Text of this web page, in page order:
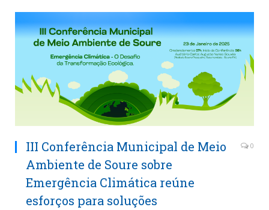
III Conferência Municipal de Meio
Ambiente de Soure sobre
Emergência Climática reúne
esforços para soluções
0